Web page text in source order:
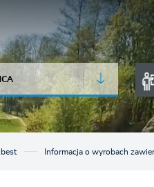
Informacja o wyrobach